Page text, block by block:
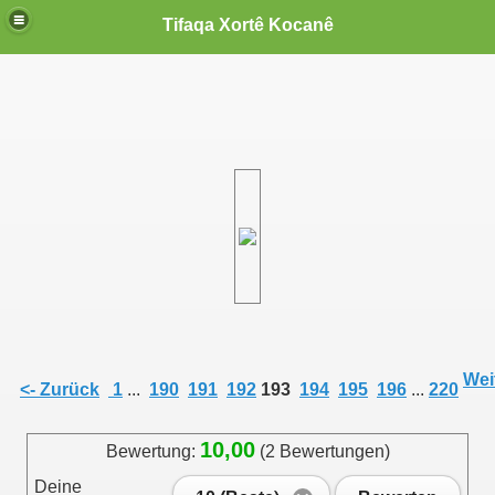
Tifaqa Xortê Kocanê
<- Zurück 1 ... 190 191 192 193 194 195 196 ... 220
Bewertung: 10,00(2 Bewertungen)
Deine